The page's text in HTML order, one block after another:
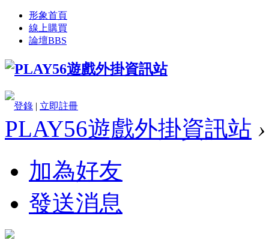
形象首頁
線上購買
論壇BBS
登錄 | 立即註冊
PLAY56遊戲外掛資訊站 ›
加為好友
發送消息